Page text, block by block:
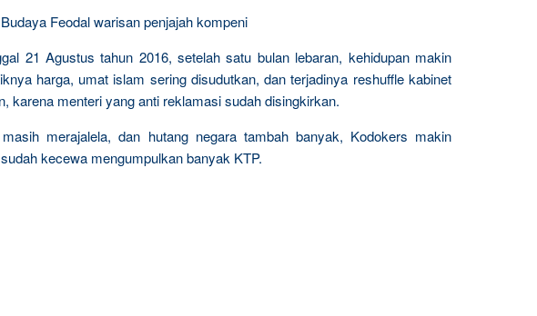
Feodal warisan penjajah kompeni
21 Agustus tahun 2016, setelah satu bulan lebaran, kehidupan makin
harga, umat islam sering disudutkan, dan terjadinya reshuffle kabinet
karena menteri yang anti reklamasi sudah disingkirkan.
merajalela, dan hutang negara tambah banyak, Kodokers makin
kecewa mengumpulkan banyak KTP.